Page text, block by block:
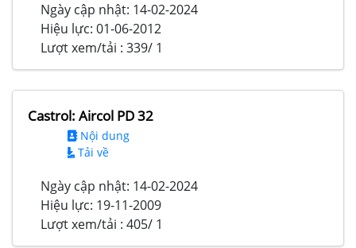
Ngày cập nhật: 14-02-2024
Hiệu lực: 01-06-2012
Lượt xem/tải : 339/ 1
Castrol: Aircol PD 32
Nội dung
Tải về
Ngày cập nhật: 14-02-2024
Hiệu lực: 19-11-2009
Lượt xem/tải : 405/ 1